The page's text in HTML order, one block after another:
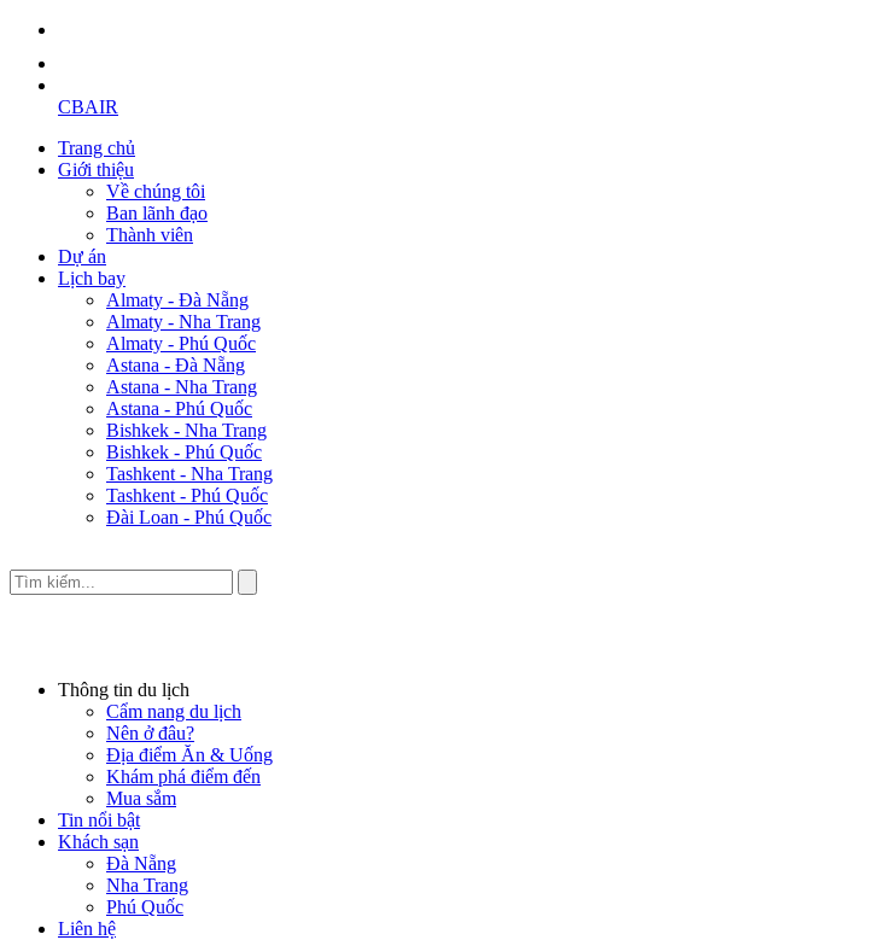
CBAIR
Trang chủ
Giới thiệu
Về chúng tôi
Ban lãnh đạo
Thành viên
Dự án
Lịch bay
Almaty - Đà Nẵng
Almaty - Nha Trang
Almaty - Phú Quốc
Astana - Đà Nẵng
Astana - Nha Trang
Astana - Phú Quốc
Bishkek - Nha Trang
Bishkek - Phú Quốc
Tashkent - Nha Trang
Tashkent - Phú Quốc
Đài Loan - Phú Quốc
Thông tin du lịch
Cẩm nang du lịch
Nên ở đâu?
Địa điểm Ăn & Uống
Khám phá điểm đến
Mua sắm
Tin nổi bật
Khách sạn
Đà Nẵng
Nha Trang
Phú Quốc
Liên hệ